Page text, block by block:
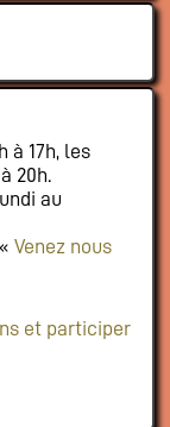
à 17h, les
20h.
au
Venez nous
et participer